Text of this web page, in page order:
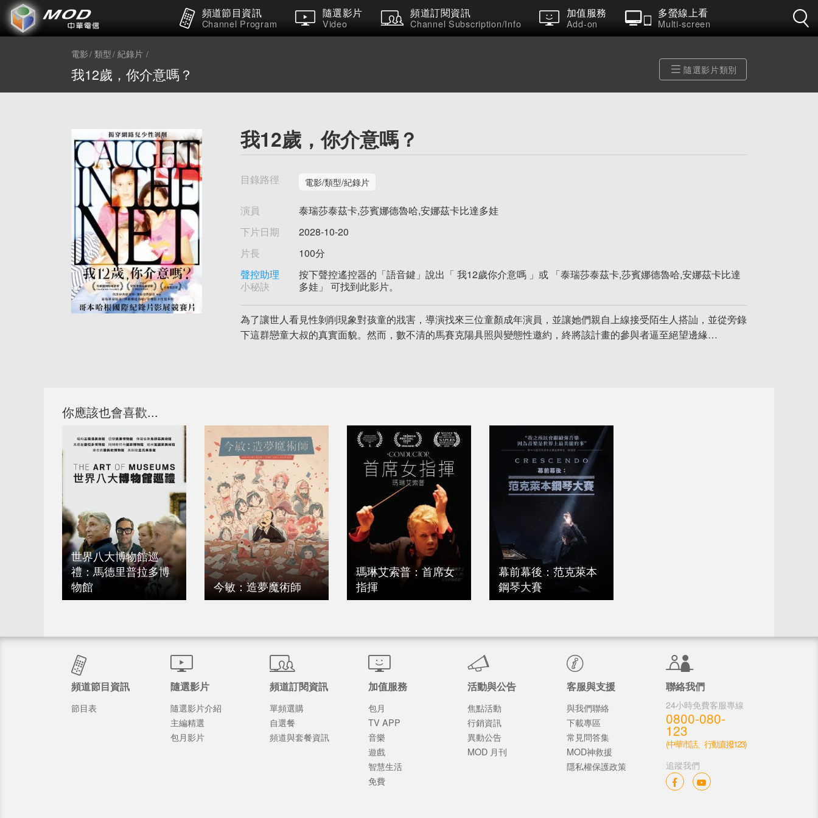
頻道節目資訊
Channel Program
隨選影片
Video
頻道訂閱資訊
Channel Subscription/Info
加值服務
Add-on
多螢線上看
Multi-screen
電影 類型 紀錄片
我12歲，你介意嗎？ 隨選影片類別
我12歲，你介意嗎？
目錄路徑 電影/類型/紀錄片
演員
泰瑞莎泰茲卡,莎賓娜德魯哈,安娜茲卡比達多娃
下片日期
2028-10-20
片長
100分
聲控助理
小秘訣
按下聲控遙控器的「語音鍵」說出「 我12歲你介意嗎 」或 「泰瑞莎泰茲卡,莎賓娜德魯哈,安娜茲卡比達
多娃」 可找到此影片。
為了讓世人看見性剝削現象對孩童的戕害，導演找來三位童顏成年演員，並讓她們親自上線接受陌生人搭訕，並從旁錄
下這群戀童大叔的真實面貌。然而，數不清的馬賽克陽具照與變態性邀約，終將該計畫的參與者逼至絕望邊緣…
你應該也會喜歡...
世界八大博物館巡
禮：馬德里普拉多博
物館
今敏：造夢魔術師
瑪琳艾索普：首席女
指揮
幕前幕後：范克萊本
鋼琴大賽
頻道節目資訊
節目表
隨選影片
隨選影片介紹
主編精選
包月影片
頻道訂閱資訊
單頻選購
自選餐
頻道與套餐資訊
加值服務
包月
TV APP
音樂
遊戲
智慧生活
免費
活動與公告
焦點活動
行銷資訊
異動公告
MOD 月刊
客服與支援
與我們聯絡
下載專區
常見問答集
MOD神救援
隱私權保護政策
聯絡我們
24小時免費客服專線
0800-080-
123
(中華市話、行動直撥123)
追蹤我們